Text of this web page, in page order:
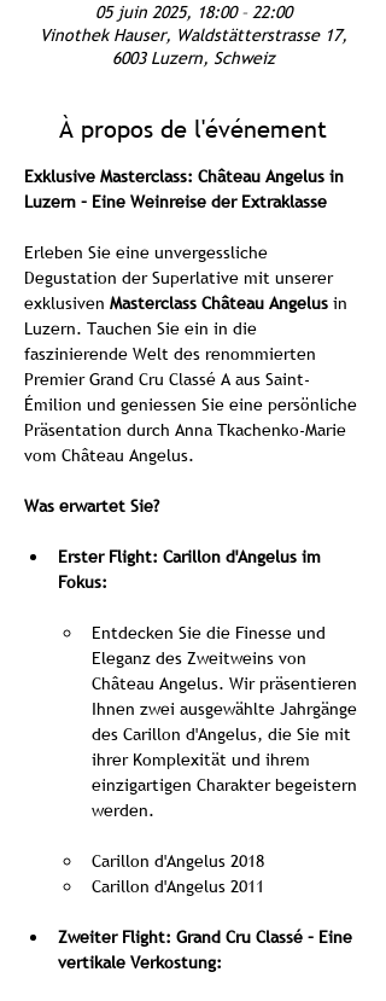
05 juin 2025, 18:00 – 22:00
Vinothek Hauser, Waldstätterstrasse 17,
6003 Luzern, Schweiz
À propos de l'événement
Exklusive Masterclass: Château Angelus in
Luzern – Eine Weinreise der Extraklasse
Erleben Sie eine unvergessliche
Degustation der Superlative mit unserer
exklusiven Masterclass Château Angelus in
Luzern. Tauchen Sie ein in die
faszinierende Welt des renommierten
Premier Grand Cru Classé A aus Saint-
Émilion und geniessen Sie eine persönliche
Präsentation durch Anna Tkachenko-Marie
vom Château Angelus.
Was erwartet Sie?
Erster Flight: Carillon d'Angelus im
Fokus:
Entdecken Sie die Finesse und
Eleganz des Zweitweins von
Château Angelus. Wir präsentieren
Ihnen zwei ausgewählte Jahrgänge
des Carillon d'Angelus, die Sie mit
ihrer Komplexität und ihrem
einzigartigen Charakter begeistern
werden.
Carillon d'Angelus 2018
Carillon d'Angelus 2011
Zweiter Flight: Grand Cru Classé – Eine
vertikale Verkostung: